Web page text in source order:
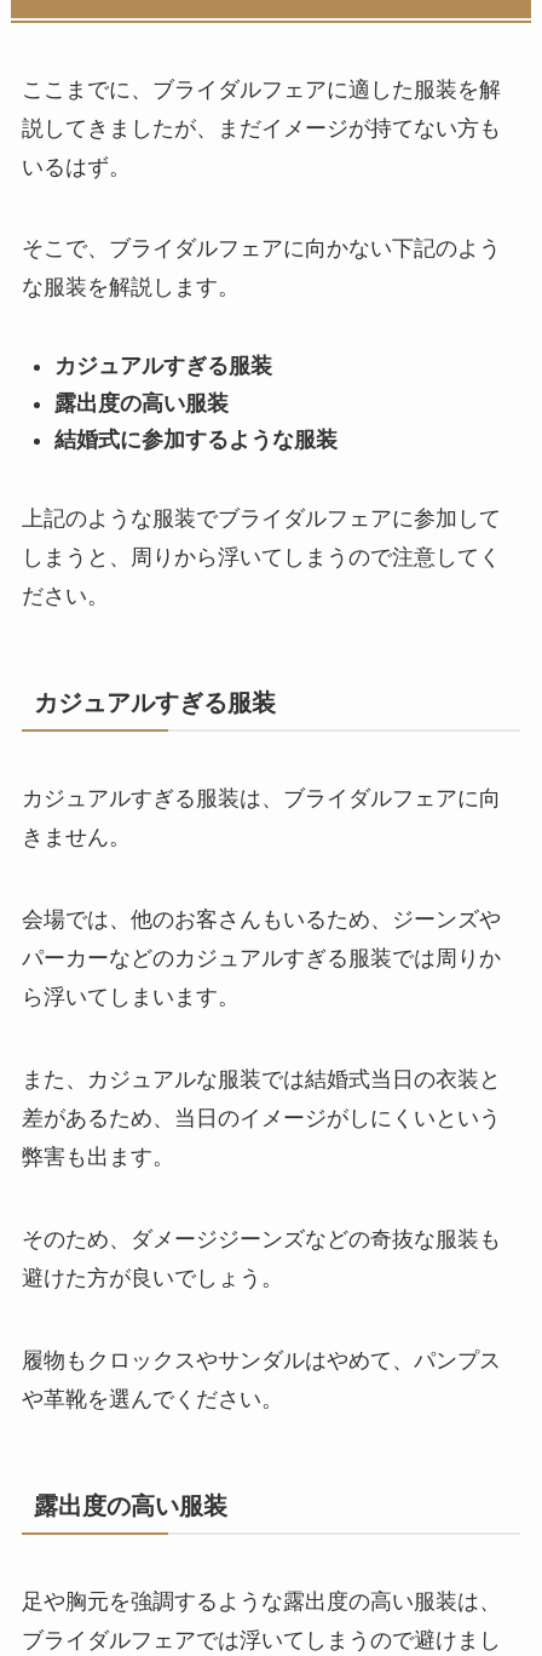
ここまでに、ブライダルフェアに適した服装を解
説してきましたが、まだイメージが持てない方も
いるはず。
そこで、ブライダルフェアに向かない下記のよう
な服装を解説します。
カジュアルすぎる服装
露出度の高い服装
結婚式に参加するような服装
上記のような服装でブライダルフェアに参加して
しまうと、周りから浮いてしまうので注意してく
ださい。
カジュアルすぎる服装
カジュアルすぎる服装は、ブライダルフェアに向
きません。
会場では、他のお客さんもいるため、ジーンズや
パーカーなどのカジュアルすぎる服装では周りか
ら浮いてしまいます。
また、カジュアルな服装では結婚式当日の衣装と
差があるため、当日のイメージがしにくいという
弊害も出ます。
そのため、ダメージジーンズなどの奇抜な服装も
避けた方が良いでしょう。
履物もクロックスやサンダルはやめて、パンプス
や革靴を選んでください。
露出度の高い服装
足や胸元を強調するような露出度の高い服装は、
ブライダルフェアでは浮いてしまうので避けまし